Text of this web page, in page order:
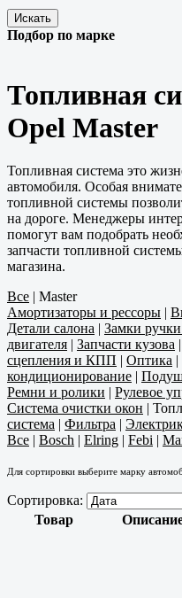
Подбор по марке
Топливная
Opel Master
Топливная система это
автомобиля. Особая
топливной системы
на дороге. Менеджеры
помогут вам подобрать
запчасти топливной
магазина.
Все | Master
Амортизаторы и рессоры |
Детали салона | Замки
двигателя | Запчасти кузова |
сцепления и КПП | Оптика |
кондиционирование |
Ремни и ролики | Рулевое
Система очистки окон |
система | Фильтра |
Все | Bosch | Elring | Febi |
Для сортировки выберите марку
Сортировка:
Товар